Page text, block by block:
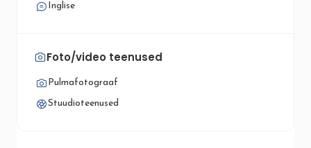
Inglise
Foto/video teenused
Pulmafotograaf
Stuudioteenused